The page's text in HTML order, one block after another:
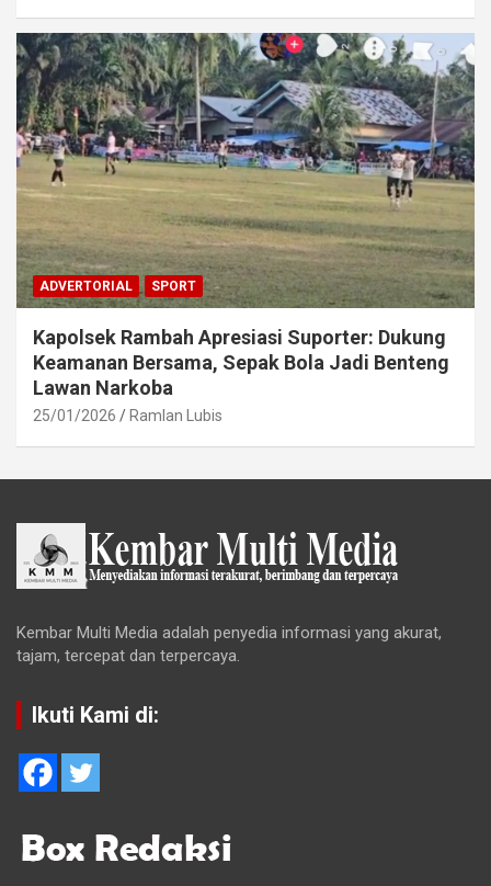
ADVERTORIAL SPORT
Kapolsek Rambah Apresiasi Suporter: Dukung
Keamanan Bersama, Sepak Bola Jadi Benteng
Lawan Narkoba
25/01/2026 Ramlan Lubis
Kembar Multi Media adalah penyedia informasi yang akurat,
tajam, tercepat dan terpercaya.
Ikuti Kami di: